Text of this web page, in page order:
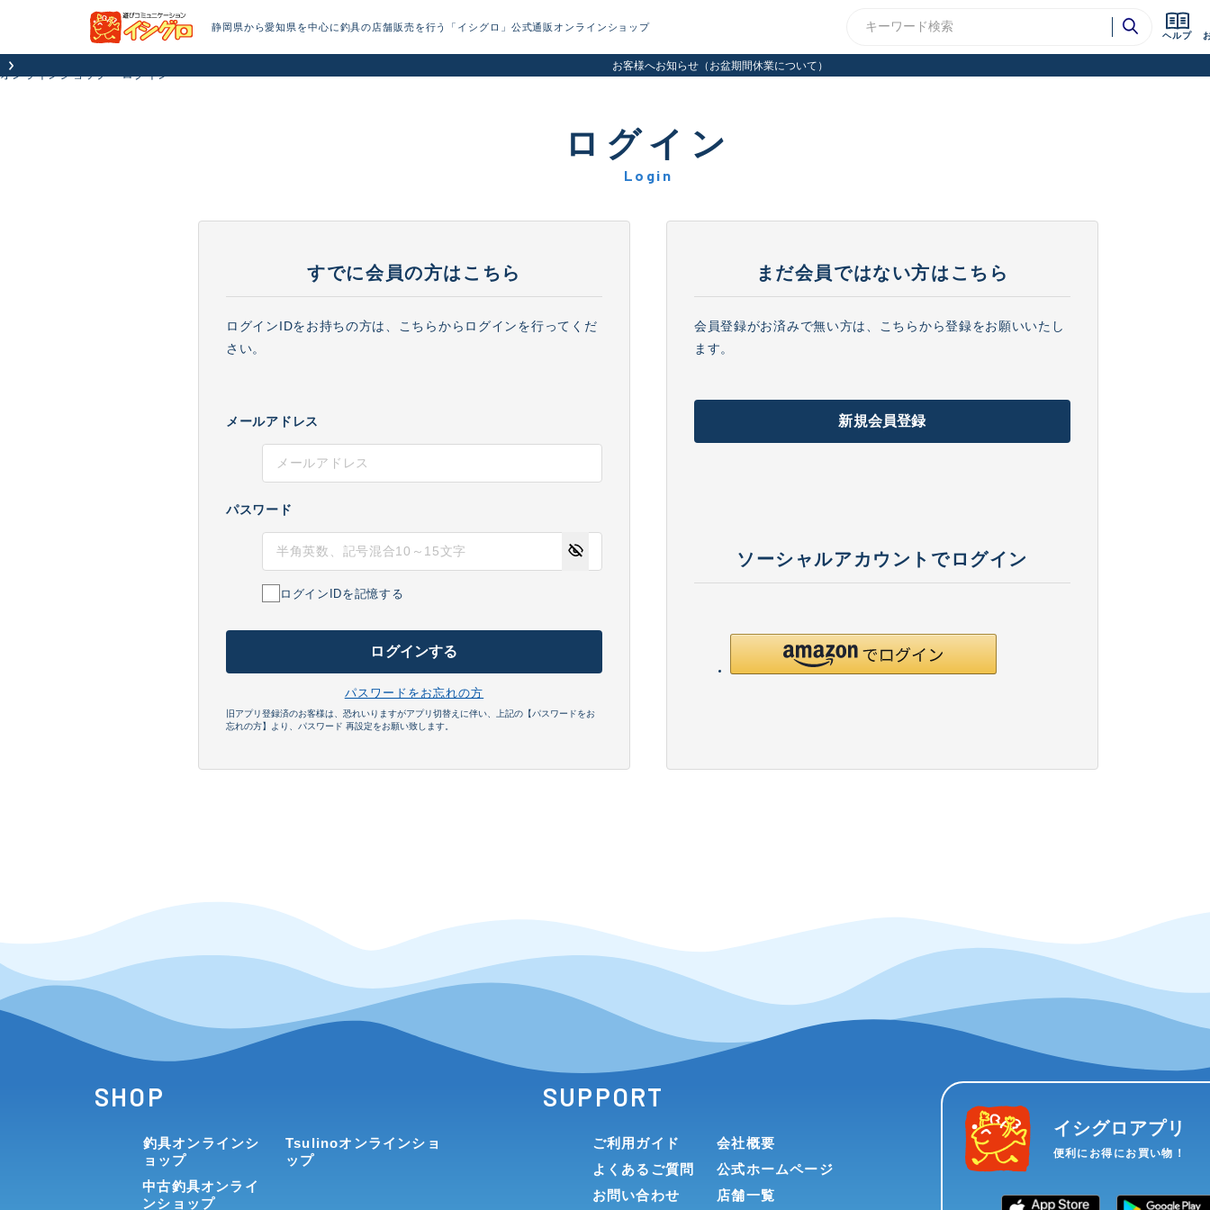
静岡県から愛知県を中心に釣具の店舗販売を行う「イシグロ」公式通販オンラインショップ
ヘルプ
お客様へお知らせ（お盆期間休業について）
オンラインショップ ログイン
ログイン
Login
すでに会員の方はこちら
ログインIDをお持ちの方は、こちらからログインを行ってくだ
さい。
メールアドレス
パスワード
ログインIDを記憶する
ログインする
パスワードをお忘れの方
旧アプリ登録済のお客様は、恐れいりますがアプリ切替えに伴い、上記の【パスワードをお
忘れの方】より、パスワード 再設定をお願い致します。
まだ会員ではない方はこちら
会員登録がお済みで無い方は、こちらから登録をお願いいたし
ます。
新規会員登録
ソーシャルアカウントでログイン
SHOP
釣具オンラインシ
ョップ
中古釣具オンライ
ンショップ
Tsulinoオンラインショ
ップ
SUPPORT
ご利用ガイド
よくあるご質問
お問い合わせ
会社概要
公式ホームページ
店舗一覧
イシグロアプリ
便利にお得にお買い物！